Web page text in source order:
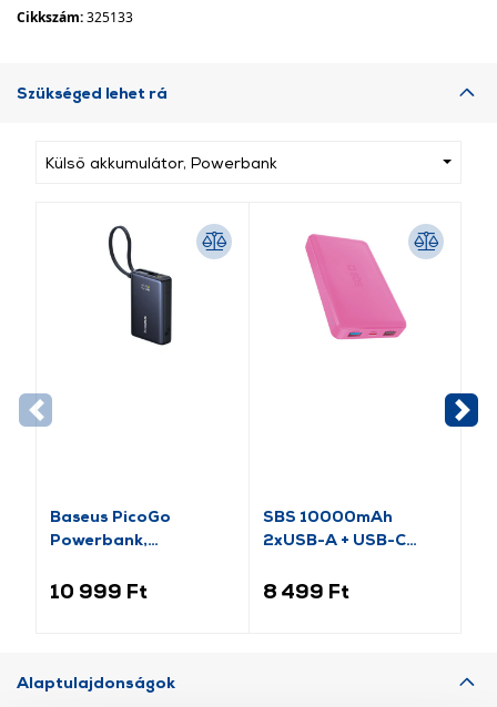
Cikkszám:325133
Szükséged lehet rá
Külső akkumulátor, Powerbank
Baseus PicoGo
Powerbank,
(P1007680312300)
10 999 Ft
SBS 10000mAh
2xUSB-A + USB-C
(TTBB10000FASTP)
8 499 Ft
Alaptulajdonságok